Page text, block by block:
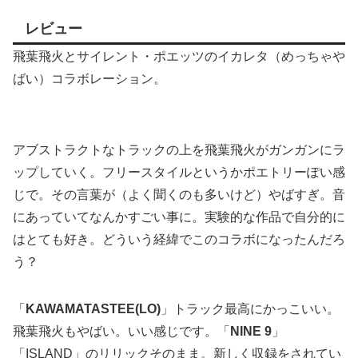
レビュー
飛葉飛火とサイレント・ポエッツのイカレタ（めっちゃや
ばい）コラボレーション。
アブストラクトなトラックの上を飛葉飛火がガンガンにラ
ップしていく。フリースタイルというかポエトリーぽい感
じで。その言葉が（よく聞くのも多いけど）やばすぎ。音
にあっていてなんかすごい事に。実験的な作品で自分的に
はとても好き。どういう経緯でこのコラボになったんだろ
う？
「 KAWAMATASTEE(LO) 」トラック最高にかっこいい。
飛葉飛火もやばい。いい感じです。「 NINE 9 」
「ISLAND」のリリックそのまま。新しく収録をされてい